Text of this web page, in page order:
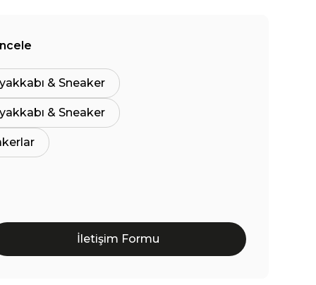
& Sneaker
& Sneaker
İletişim Formu